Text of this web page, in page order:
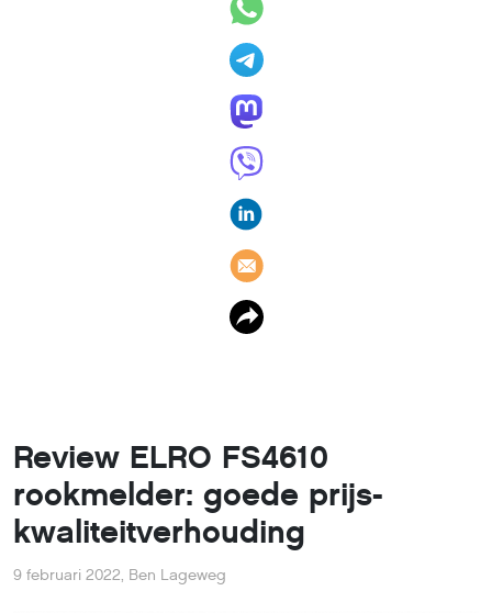
Review ELRO FS4610
rookmelder: goede prijs-
kwaliteitverhouding
9 februari 2022, Ben Lageweg